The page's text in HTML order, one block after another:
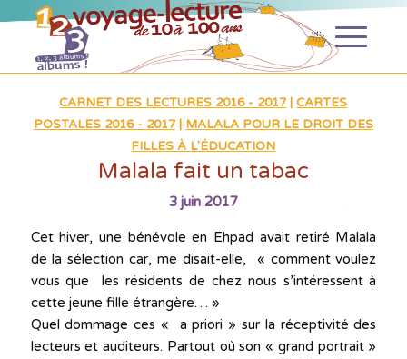
CARNET DES LECTURES 2016 - 2017|CARTES
POSTALES 2016 - 2017| MALALA POUR LE DROIT DES
FILLES À L'ÉDUCATION
Malala fait un tabac
3 juin 2017
Cet hiver, une bénévole en Ehpad avait retiré Malala
de la sélection car, me disait-elle, « comment voulez
vous que les résidents de chez nous s’intéressent à
cette jeune fille étrangère… »
Quel dommage ces « a priori » sur la réceptivité des
lecteurs et auditeurs. Partout où son « grand portrait »